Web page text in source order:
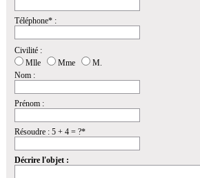
Téléphone* :
Civilité :
Mlle
Mme
M.
Nom :
Prénom :
Résoudre : 5 + 4 = ?*
Décrire l'objet :